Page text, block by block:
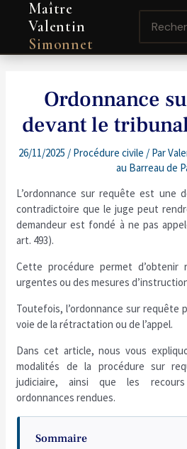
contenu
Maître
Valentin
Simonnet
for:
Ordonnance
devant le
26/11/2025 / Procédure civile / Par
au Barreau de
L’ordonnance sur requête est une
contradictoire que le juge peut
demandeur est fondé à ne pas
art. 493).
Cette procédure permet d’obtenir
urgentes ou des mesures
Toutefois, l’ordonnance sur requête
voie de la rétractation ou de l’appel.
Dans cet article, nous vous
modalités de la procédure sur
judiciaire, ainsi que les
ordonnances rendues.
Sommaire
Navigation
de